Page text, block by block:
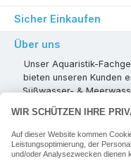
Sicher Einkaufen
Über uns
Unser Aquaristik-
bieten unseren Kunden
Süßwasser- &
Pflanzen,
kompetenter Aquaristik-
alle Ihre Projekte und